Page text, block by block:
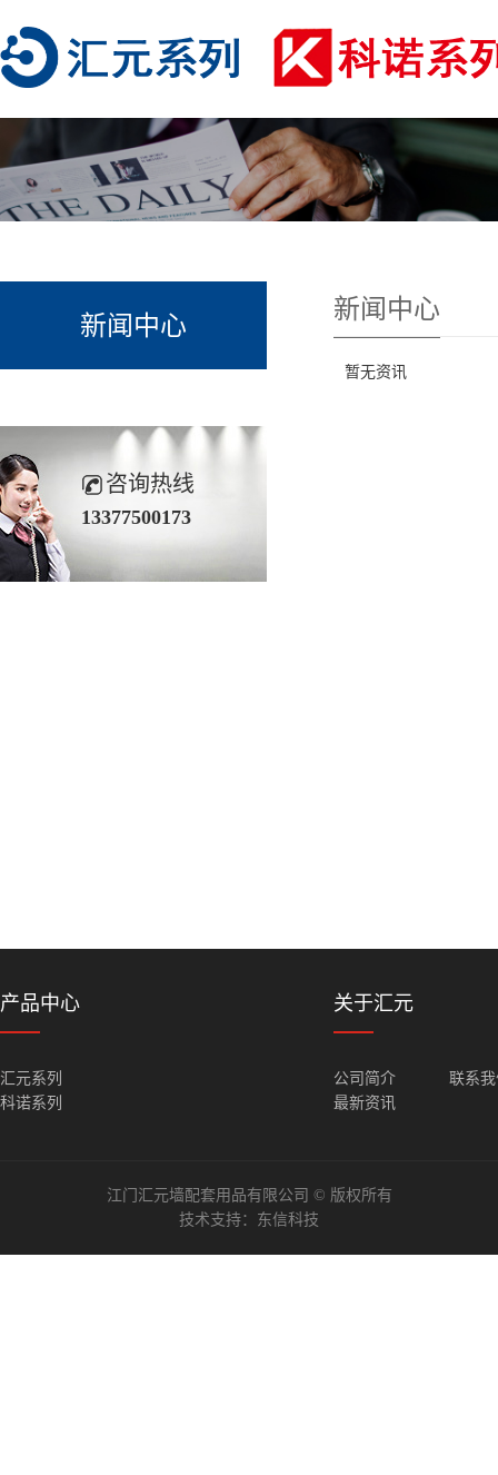
新闻中心
咨询热线
13377500173
新闻中心
暂无资讯
产品中心
汇元系列
科诺系列
关于汇元
公司简介
联系
最新资讯
江门汇元墙配套用品有限公司 © 版权所有
技术支持： 东信科技